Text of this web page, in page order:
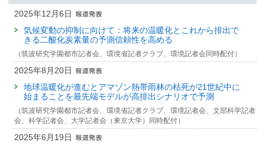
22835 : 地球規模の気候変動リスク管理戦略の総合解析に関する研究
2013年度
22165 : 地球温暖化に関わる地球規模リスクに関する研究
22240 : 気候感度に関する不確実性の低減化
22242 : 気候感度の物理パラメータ不確実性のメカニズム解明と制約
22441 : 地球規模の気候変動リスク管理戦略の総合解析に関する研究
2012年度
21736 : 地球温暖化に関わる地球規模リスクに関する研究
掲載誌 :Weather and Climate Dynamics, 3(3):905-935 (2022)
査読付き 原著論文
The ExtremeX global climate model experiment:
investigating thermodynamic and dynamic processes
contributing to weather and climate extremes
発表者 :Wehrli K., Luo F., Hauser M.,
D., Kim H., Coumou D., May W., Sager P.L., Selten F., Martius O., Vautard
R., Seneviratne S.I.
掲載誌 :Earth System Dynamics, (13):1167-1196 (2022)
査読付き 原著論文
Attribution of multi-annual to decadal changes in the climate
研究発表
Scenario dependence of future precipitation around Japan
発表者 :Hayashi M.(林未知也),Shiogama H.(塩竈秀夫)
学会等名称 :2024 UTokyo-SNU-Yonsei Joint Workshop on Earth System
Interaction under Changing Climate (2024)
研究発表
Two crucial issues in climate change impact assessments:
hot models and SSP3-7.0
発表者 : Shiogama H.(塩竈秀夫)
2021年度 :令和3年度気候変動による災害激甚化に関する影響評価検討委
員会委員(環境省 地球環境局)
2020年度:日本気象学会第41期委員（松野賞候補者推薦委員会委
員） (（公社）日本気象学会)
2020年度:日本気象学会第41期委員（気象集誌編集委員会委員）
2020年度: 令和2年度気候変動による災害激甚化に関する影響評価検討委
員会委員(環境省 地球環境局総務課気候変動適応室)
2020年度:客員准教授(東京大学大気海洋研究所)
2025年12月6日
気候変動の抑制に向けて：将来の温暖化とこれから排出で
きる二酸化炭素量の予測信頼性を高める
（筑波研究学園都市記者会、環境省記者クラブ、環境記者会同時配付）
2025年8月20日
地球温暖化が進むとアマゾン熱帯雨林の枯死が21世紀中に
始まることを最先端モデルが高排出シナリオで予測
（筑波研究学園都市記者会、環境省記者クラブ、環境記者会、文部科学記者
会、科学記者会、大学記者会（東京大学）同時配付）
2025年6月19日